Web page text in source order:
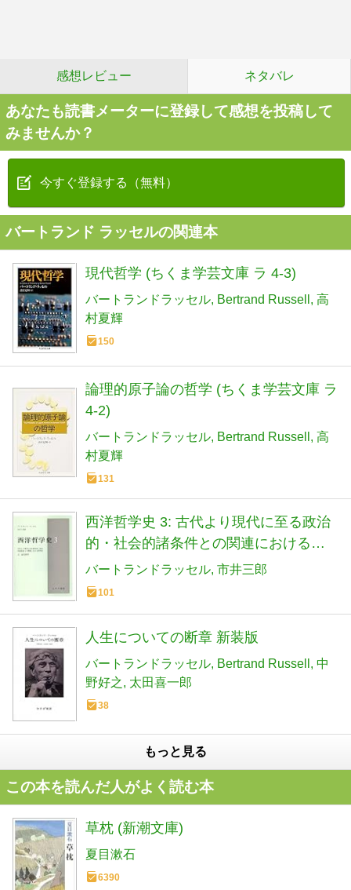
感想レビュー ネタバレ
あなたも読書メーターに登録して感想を投稿して
みませんか？
今すぐ登録する（無料）
バートランド ラッセルの関連本
現代哲学 (ちくま学芸文庫 ラ 4-3)
バートランドラッセル Bertrand Russell
高
村夏輝
150
論理的原子論の哲学 (ちくま学芸文庫 ラ
4-2)
バートランドラッセル Bertrand Russell
高
村夏輝
131
西洋哲学史 3: 古代より現代に至る政治
的・社会的諸条件との関連における哲
学史
バートランドラッセル 市井三郎
101
人生についての断章 新装版
バートランドラッセル Bertrand Russell
中
野好之
太田喜一郎
38
もっと見る
この本を読んだ人がよく読む本
草枕 (新潮文庫)
夏目漱石
6390